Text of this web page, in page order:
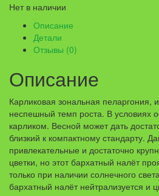
Нет в наличии
Описание
Детали
Отзывы (0)
Описание
Карликовая зональная
неспешный темп роста. В условиях
карликом. Весной может дать
близкий к компактному стандарту.
привлекательные и достаточно
цветки, но этот бархатный налёт
только при наличии солнечного
бархатный налёт нейтрализуется и